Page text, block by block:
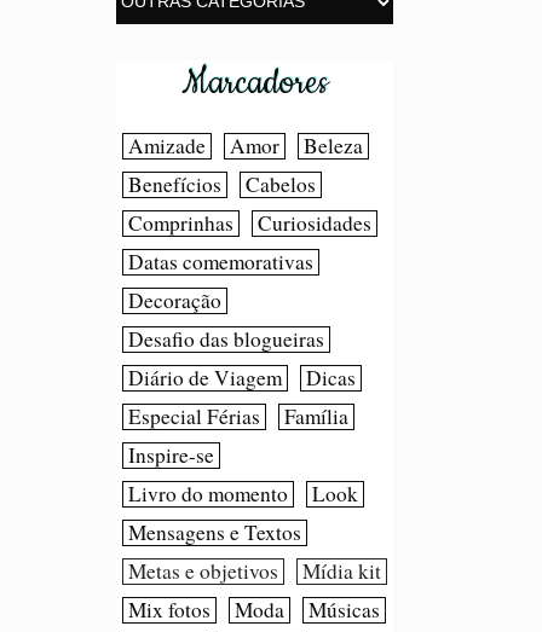
Marcadores
Amizade Amor
Beleza
Benefícios
Cabelos
Comprinhas
Curiosidades
Datas comemorativas
Decoração
Desafio das blogueiras
Diário de Viagem
Dicas
Especial Férias
Família
Inspire-se
Livro do momento
Look
Mensagens e Textos
Metas e objetivos
Mídia kit
Mix fotos
Moda
Músicas